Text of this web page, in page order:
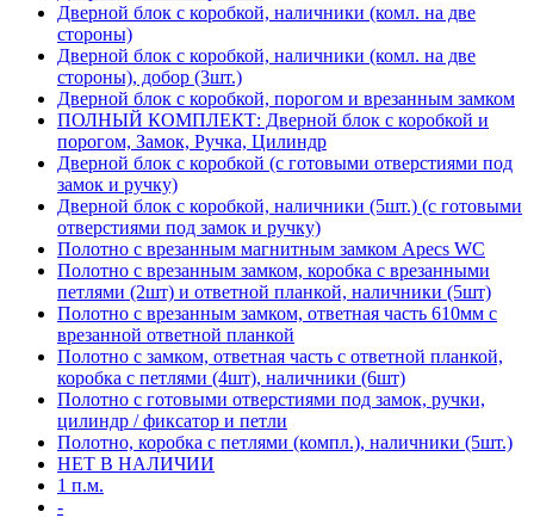
Дверной блок с коробкой, наличники (комл. на две
стороны)
Дверной блок с коробкой, наличники (комл. на две
стороны), добор (3шт.)
Дверной блок с коробкой, порогом и врезанным замком
ПОЛНЫЙ КОМПЛЕКТ: Дверной блок с коробкой и
порогом, Замок, Ручка, Цилиндр
Дверной блок с коробкой (с готовыми отверстиями под
замок и ручку)
Дверной блок с коробкой, наличники (5шт.) (с готовыми
отверстиями под замок и ручку)
Полотно с врезанным магнитным замком Apecs WC
Полотно с врезанным замком, коробка с врезанными
петлями (2шт) и ответной планкой, наличники (5шт)
Полотно с врезанным замком, ответная часть 610мм с
врезанной ответной планкой
Полотно с замком, ответная часть с ответной планкой,
коробка с петлями (4шт), наличники (6шт)
Полотно с готовыми отверстиями под замок, ручки,
цилиндр / фиксатор и петли
Полотно, коробка с петлями (компл.), наличники (5шт.)
НЕТ В НАЛИЧИИ
1 п.м.
-